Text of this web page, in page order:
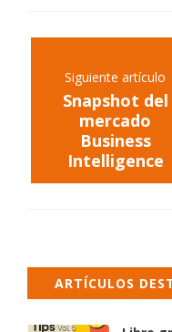
Siguiente artículo
Snapshot del
mercado
Business
Intelligence
ARTÍCULOS